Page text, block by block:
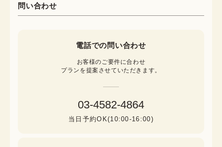
問い合わせ
電話での問い合わせ
お客様のご要件に合わせ
プランを提案させていただきます。
03-4582-4864
当日予約OK(10:00-16:00)